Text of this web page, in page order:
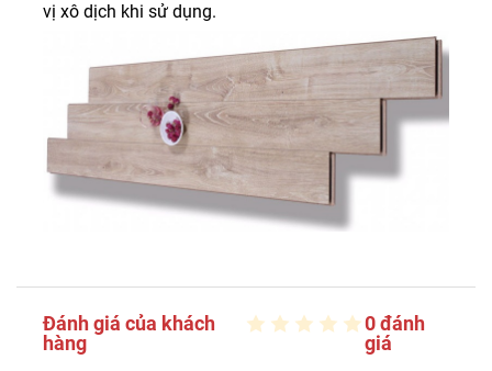
vị xô dịch khi sử dụng.
Đánh giá của khách
hàng
0 đánh
giá